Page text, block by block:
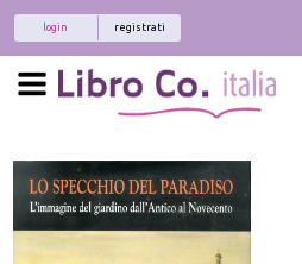
registrati
login